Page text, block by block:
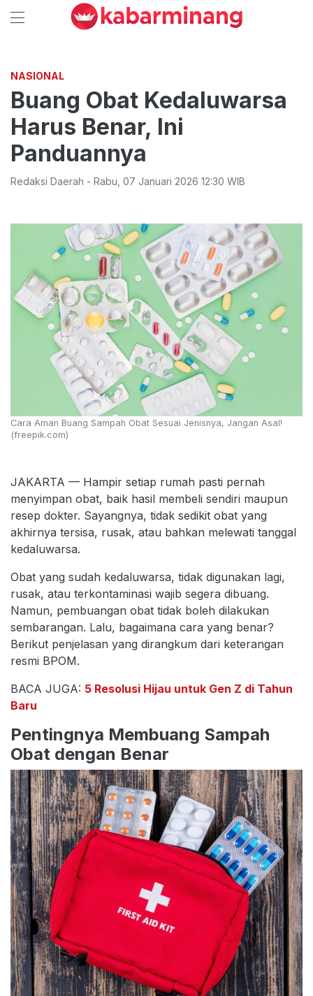
NASIONAL
Buang Obat Kedaluwarsa
Harus Benar, Ini
Panduannya
Redaksi Daerah - Rabu 07 Januari 2026 12:30 WIB
Cara Aman Buang Sampah Obat Sesuai Jenisnya, Jangan Asal!
(freepik.com)
JAKARTA — Hampir setiap rumah pasti pernah
menyimpan obat, baik hasil membeli sendiri maupun
resep dokter. Sayangnya, tidak sedikit obat yang
akhirnya tersisa, rusak, atau bahkan melewati tanggal
kedaluwarsa.
Obat yang sudah kedaluwarsa, tidak digunakan lagi,
rusak, atau terkontaminasi wajib segera dibuang.
Namun, pembuangan obat tidak boleh dilakukan
sembarangan. Lalu, bagaimana cara yang benar?
Berikut penjelasan yang dirangkum dari keterangan
resmi BPOM.
BACA JUGA: 5 Resolusi Hijau untuk Gen Z di Tahun
Baru
Pentingnya Membuang Sampah
Obat dengan Benar